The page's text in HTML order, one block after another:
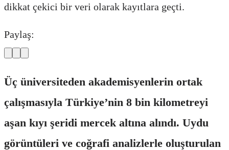
dikkat çekici bir veri olarak kayıtlara geçti.
Paylaş:
Üç üniversiteden akademisyenlerin ortak
çalışmasıyla Türkiye’nin 8 bin kilometreyi
aşan kıyı şeridi mercek altına alındı. Uydu
görüntüleri ve coğrafi analizlerle oluşturulan